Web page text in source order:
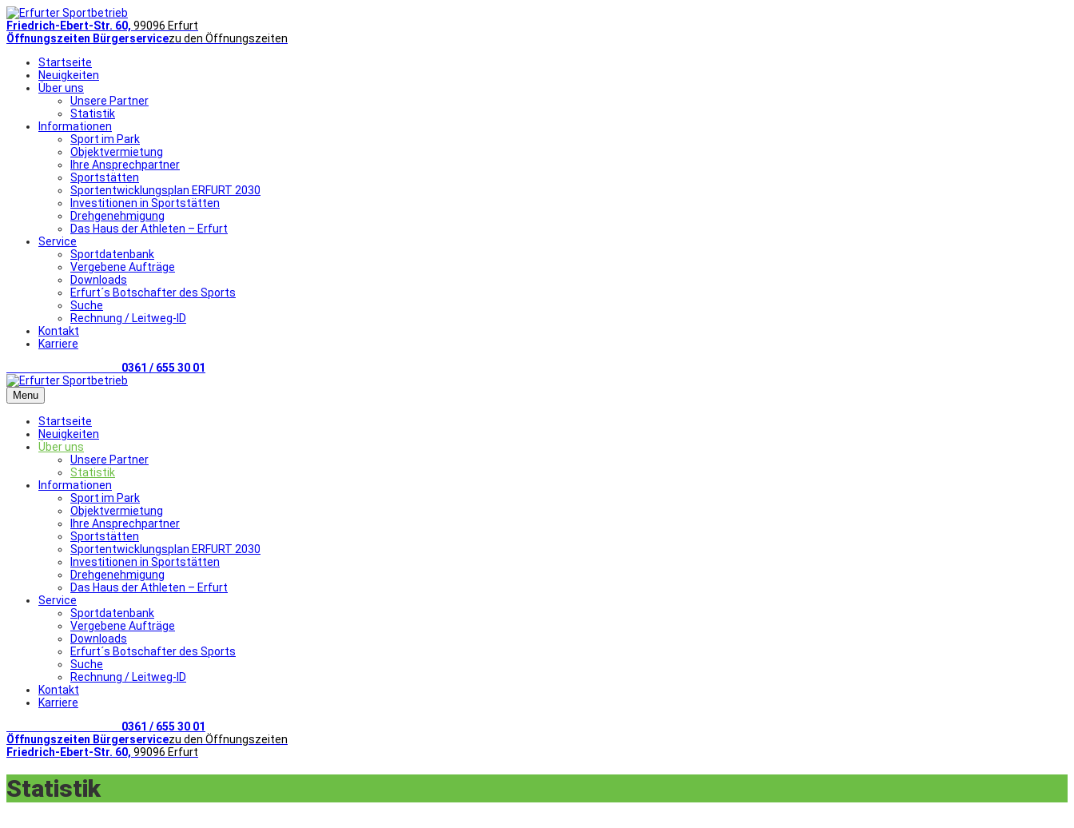
Friedrich-Ebert-Str. 60, 99096 Erfurt
Öffnungszeiten Bürgerservicezu den Öffnungszeiten
Startseite
Neuigkeiten
Über uns
Unsere Partner
Statistik
Informationen
Sport im Park
Objektvermietung
Ihre Ansprechpartner
Sportstätten
Sportentwicklungsplan ERFURT 2030
Investitionen in Sportstätten
Drehgenehmigung
Das Haus der Athleten – Erfurt
Service
Sportdatenbank
Vergebene Aufträge
Downloads
Erfurt´s Botschafter des Sports
Suche
Rechnung / Leitweg-ID
Kontakt
Karriere
0361 / 655 30 01
Menu
Startseite
Neuigkeiten
Über uns
Unsere Partner
Statistik
Informationen
Sport im Park
Objektvermietung
Ihre Ansprechpartner
Sportstätten
Sportentwicklungsplan ERFURT 2030
Investitionen in Sportstätten
Drehgenehmigung
Das Haus der Athleten – Erfurt
Service
Sportdatenbank
Vergebene Aufträge
Downloads
Erfurt´s Botschafter des Sports
Suche
Rechnung / Leitweg-ID
Kontakt
Karriere
0361 / 655 30 01
Öffnungszeiten Bürgerservicezu den Öffnungszeiten
Friedrich-Ebert-Str. 60, 99096 Erfurt
Statistik